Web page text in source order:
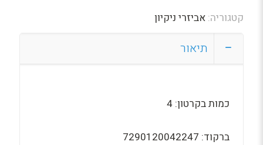
קטגוריה: אביזרי ניקיון
תיאור
כמות בקרטון: 4
ברקוד: 7290120042247